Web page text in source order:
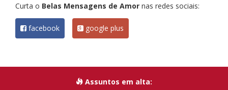
Curta o Belas Mensagens de Amor nas redes sociais:
facebook google plus
Assuntos em alta: